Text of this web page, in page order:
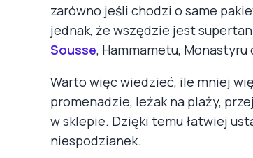
zarówno jeśli chodzi o same
jednak, że wszędzie jest
Sousse, Hammametu, Monastyru
Warto więc wiedzieć, ile mniej
promenadzie, leżak na plaży,
w sklepie. Dzięki temu łatwiej
niespodzianek.